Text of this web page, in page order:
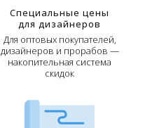
Специальные цены
для дизайнеров
Для оптовых покупателей,
дизайнеров и прорабов —
накопительная система
скидок